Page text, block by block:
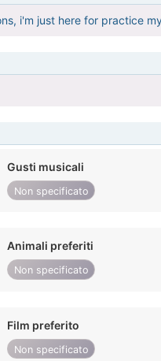
i'm just here for practice
Gusti musicali
Non specificato
Animali preferiti
Non specificato
Film preferito
Non specificato